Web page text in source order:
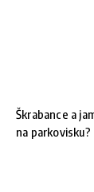
Škrabance a
na parkovisku?